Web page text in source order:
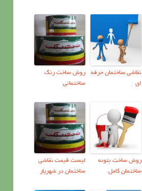
نقاشی ساختمان حرفه
ای
روش ساخت رنگ
ساختمانی
روش ساخت بتونه
ساختمان کامل
ليست قيمت نقاشي
ساختمان در شهریار